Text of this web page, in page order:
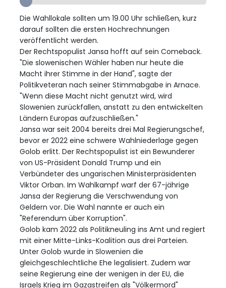
Die Wahllokale sollten um 19.00 Uhr schließen, kurz
darauf sollten die ersten Hochrechnungen
veröffentlicht werden.
Der Rechtspopulist Jansa hofft auf sein Comeback.
"Die slowenischen Wähler haben nur heute die
Macht ihrer Stimme in der Hand", sagte der
Politikveteran nach seiner Stimmabgabe in Arnace.
"Wenn diese Macht nicht genutzt wird, wird
Slowenien zurückfallen, anstatt zu den entwickelten
Ländern Europas aufzuschließen."
Jansa war seit 2004 bereits drei Mal Regierungschef,
bevor er 2022 eine schwere Wahlniederlage gegen
Golob erlitt. Der Rechtspopulist ist ein Bewunderer
von US-Präsident Donald Trump und ein
Verbündeter des ungarischen Ministerpräsidenten
Viktor Orban. Im Wahlkampf warf der 67-jährige
Jansa der Regierung die Verschwendung von
Geldern vor. Die Wahl nannte er auch ein
"Referendum über Korruption".
Golob kam 2022 als Politikneuling ins Amt und regiert
mit einer Mitte-Links-Koalition aus drei Parteien.
Unter Golob wurde in Slowenien die
gleichgeschlechtliche Ehe legalisiert. Zudem war
seine Regierung eine der wenigen in der EU, die
Israels Krieg im Gazastreifen als "Völkermord"